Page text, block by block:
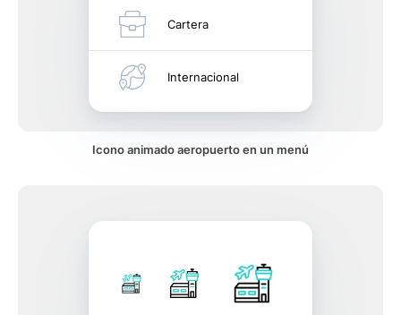
Cartera
Internacional
Icono animado aeropuerto en un menú